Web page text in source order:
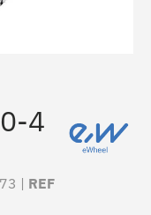
4
| REF